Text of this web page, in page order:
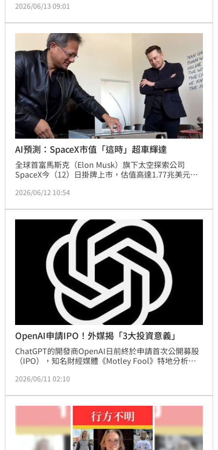
式，「我敬你是位勇者」。貼文引發熱議，但全部人都
Threads高使用率，「如果加上Line，應該沒人是勇
者」、「一天不上脆，世界會崩毀！」
2026/06/13 09:01
AI預測：SpaceX市值「這時」超車輝達
全球首富馬斯克（Elon Musk）旗下太空探索公司
SpaceX今（12）日掛牌上市，估值高達1.77兆美元，
將有望超越「世界股王」輝達（Nvidia）的5兆美元身
2026/06/12 10:54
OpenAI申請IPO！外媒揭「3大投資意義」
ChatGPT的開發商OpenAI日前終於申請首次公開募股
（IPO），知名財經媒體《Motley Fool》特地分析，
戰場從私募基金轉向公開市場，企業透明度也會增加，
2026/06/11 02:10